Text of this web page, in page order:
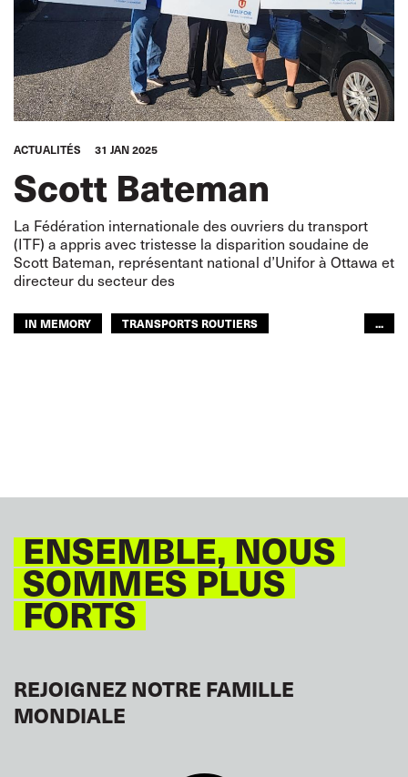
ACTUALITÉS 31 JAN 2025
Scott Bateman
La Fédération internationale des ouvriers du transport
(ITF) a appris avec tristesse la disparition soudaine de
Scott Bateman, représentant national d’Unifor à Ottawa et
directeur du secteur des
IN MEMORY
TRANSPORTS ROUTIERS
...
ENSEMBLE, NOUS
SOMMES PLUS
FORTS
REJOIGNEZ NOTRE FAMILLE
MONDIALE